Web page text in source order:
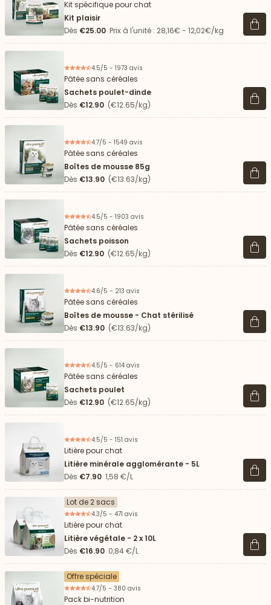
Kit spécifique pour chat
Kit plaisir
Dès €25.00 Prix à l'unité : 28,16€ - 12,02€/kg Voir
4.5/5 - 1973 avis
Pâtée sans céréales
Sachets poulet-dinde
Dès €12.90 (€12.65/kg) Voir
4.7/5 - 1549 avis
Pâtée sans céréales
Boîtes de mousse 85g
Dès €13.90 (€13.63/kg) Voir
4.5/5 - 1903 avis
Pâtée sans céréales
Sachets poisson
Dès €12.90 (€12.65/kg) Voir
4.6/5 - 213 avis
Pâtée sans céréales
Boîtes de mousse - Chat stérilisé
Dès €13.90 (€13.63/kg) Voir
4.5/5 - 614 avis
Pâtée sans céréales
Sachets poulet
Dès €12.90 (€12.65/kg) Voir
4.5/5 - 151 avis
Litière pour chat
Litière minérale agglomérante - 5L
Dès €7.90 1,58 €/L Voir
Lot de 2 sacs
4.3/5 - 471 avis
Litière pour chat
Litière végétale - 2 x 10L
Dès €16.90 0,84 €/L Voir
Offre spéciale
4.7/5 - 380 avis
Pack bi-nutrition